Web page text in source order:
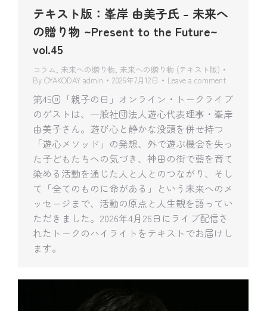
テキスト版：峯岸 由美子氏 – 未来へ
の贈り物 ~Present to the Future~
vol.45
コラム, 未来への贈り物, 未来への贈り物 (テキスト版)
By OYAKODAY admin 2026年7月12日 Leave a comment
第45回「親子の日」オンライン・トークライブ
のゲストは、一般社団法人遊心代表理事・峯岸
由美子さん。遊び心と静かな没頭を併せ持つ
「遊心メソッド」の発想、外で遊ぶ機会を失っ
た子どもたちへの気づき、神田の街で藍を育て
染める活動を通じた人と人とのつながり、そし
て「全てのものに命がある」という未来へのメ
ッセージまで、活動の原点と人生観を語ってい
ただきました。2026年4月26日にライブ配信さ
れたトークのハイライトをテキストでお届けし
ます。